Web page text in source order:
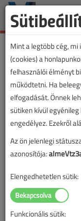
Mint a legtöbb cég,
(cookies) a
felhasználói élményt
működtetni. Ha
elfogadását. Önnek
sütiken kívül
engedélyez. Ezekről
Az ön jelenlegi
azonosítója:
Elengedhetetlen sütik:
Funkcionális sütik: